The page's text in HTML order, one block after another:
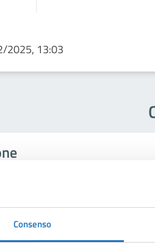
Consenso
2025, 13:03
di Manduria"